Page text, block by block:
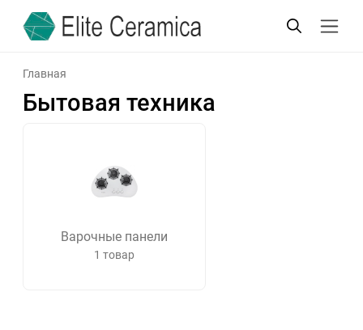
Главная
Бытовая техника
Варочные панели
1 товар